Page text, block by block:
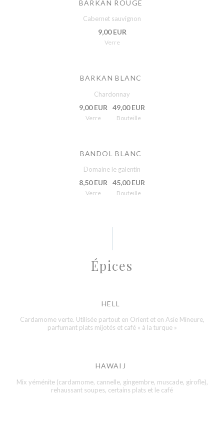
BARKAN ROUGE
Cabernet sauvignon
9,00 EUR
Verre
BARKAN BLANC
Chardonnay
9,00 EUR
Verre
49,00 EUR
Bouteille
BANDOL BLANC
Domaine le galentin
8,50 EUR
Verre
45,00 EUR
Bouteille
Épices
HELL
Cardamome verte. Utilisée partout en Orient et en Asie Mineure,
parfumant plats mijotés et café « à la turque »
HAWAIJ
Mix yéménite (cardamome, cannelle, gingembre, muscade, girofle),
rehaussant soupes, certains plats et le café